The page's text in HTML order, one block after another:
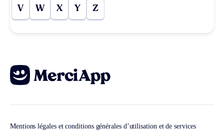
V W X Y Z
Mentions légales et conditions générales d’utilisation et de services